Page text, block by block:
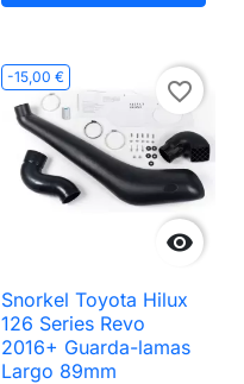
-15,00 €

favorite_border
Snorkel Toyota Hilux
126 Series Revo
2016+ Guarda-lamas
Largo 89mm